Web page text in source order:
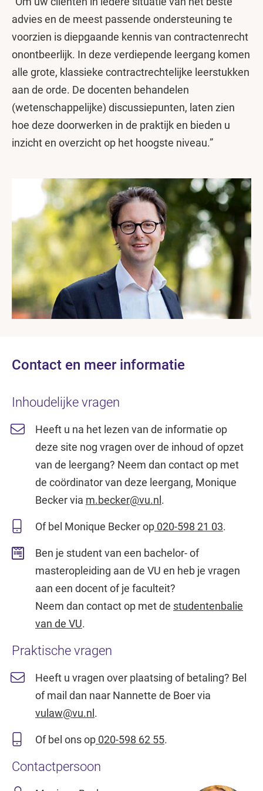
advies en de meest passende ondersteuning te
voorzien is diepgaande kennis van contractenrecht
onontbeerlijk. In deze verdiepende leergang komen
alle grote, klassieke contractrechtelijke leerstukken
aan de orde. De docenten behandelen
(wetenschappelijke) discussiepunten, laten zien
hoe deze doorwerken in de praktijk en bieden u
inzicht en overzicht op het hoogste niveau.”
Contact en meer informatie
Inhoudelijke vragen
Heeft u na het lezen van de informatie op
deze site nog vragen over de inhoud of opzet
van de leergang? Neem dan contact op met
de coördinator van deze leergang, Monique
Becker via m.becker@vu.nl .
Of bel Monique Becker op 020-598 21 03.
Ben je student van een bachelor- of
masteropleiding aan de VU en heb je vragen
aan een docent of je faculteit?
Neem dan contact op met de studentenbalie
van de VU.
Praktische vragen
Heeft u vragen over plaatsing of betaling? Bel
of mail dan naar Nannette de Boer via
vulaw@vu.nl .
Of bel ons op 020-598 62 55.
Contactpersoon